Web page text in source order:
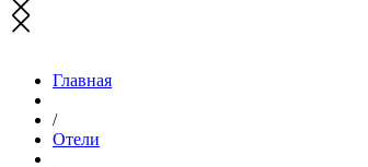
Главная
/
Отели